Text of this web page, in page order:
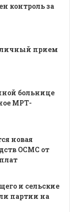
контроль за
личный прием
больнице
МРТ-
новая
ОСМС от
и сельские
партии на